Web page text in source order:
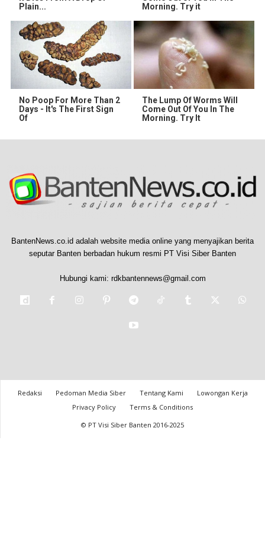
Plain...
Morning. Try it
No Poop For More Than 2
Days - It's The First Sign
Of
The Lump Of Worms Will
Come Out Of You In The
Morning. Try It
BantenNews.co.id adalah website media online yang menyajikan berita
seputar Banten berbadan hukum resmi PT Visi Siber Banten
Hubungi kami: rdkbantennews@gmail.com
Redaksi Pedoman Media Siber Tentang Kami
Lowongan Kerja
Privacy Policy
Terms & Conditions
© PT Visi Siber Banten 2016-2025